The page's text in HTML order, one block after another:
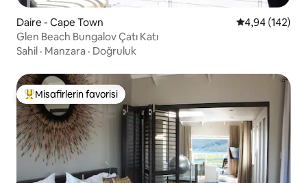
Daire - Cape Town 5 üzerinden
4,94 (142)
Glen Beach Bungalov Çatı Katı
Sahil · Manzara · Doğruluk
Misafirlerin favorilerinden en beğenilenler arasında
Misafirlerin favorisi